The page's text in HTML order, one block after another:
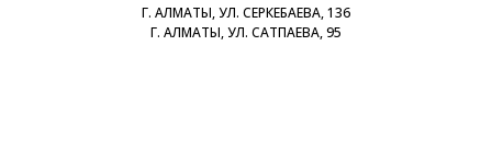
Г. АЛМАТЫ, УЛ. СЕРКЕБАЕВА, 136
Г. АЛМАТЫ, УЛ. САТПАЕВА, 95